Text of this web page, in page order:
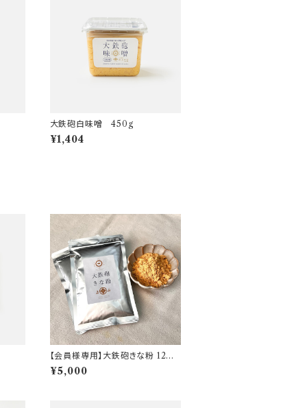
大鉄砲白味噌 450g
¥1,404
【会員様専用】大鉄砲きな粉 12袋
(100g×12袋)
¥5,000